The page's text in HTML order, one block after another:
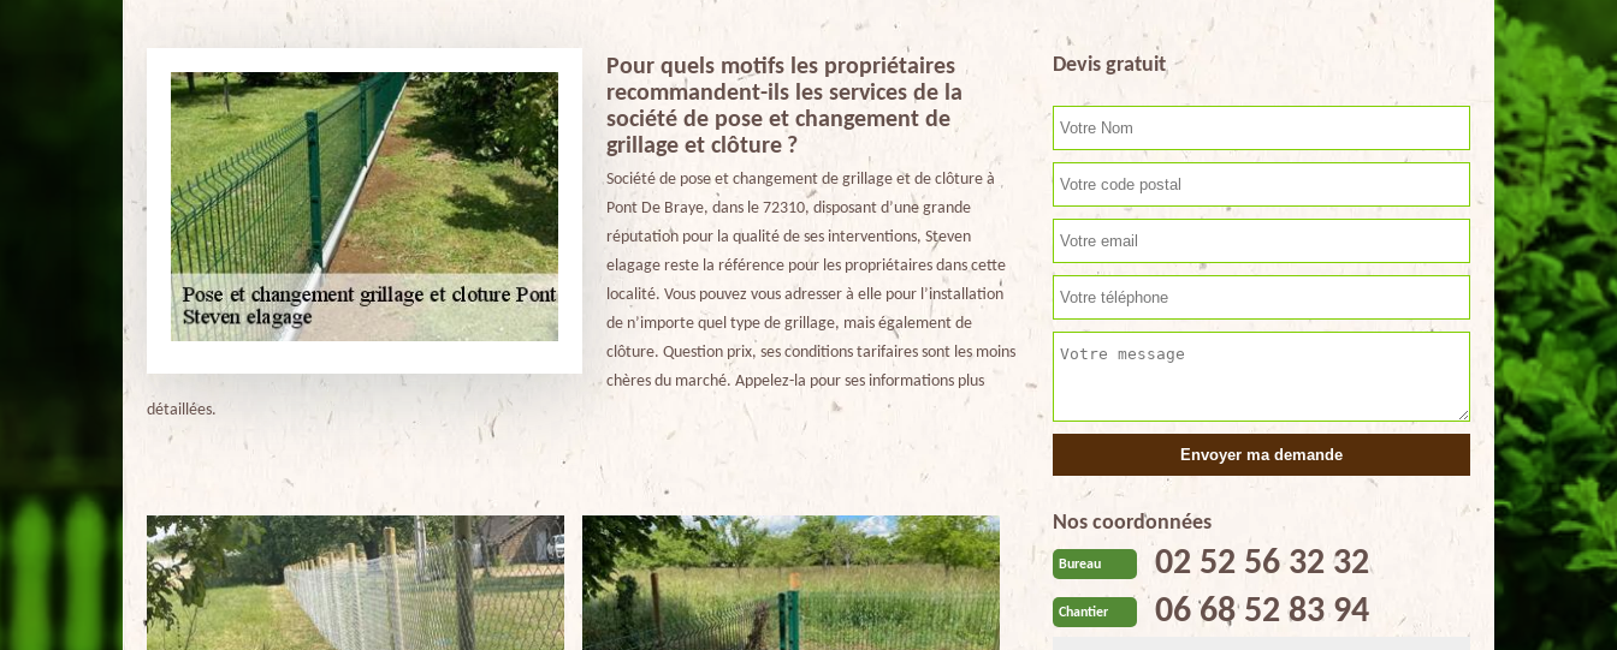
Pour quels motifs les propriétaires
recommandent-ils les services de la
société de pose et changement de
grillage et clôture ?
Société de pose et changement de grillage et de clôture à
Pont De Braye, dans le 72310, disposant d’une grande
réputation pour la qualité de ses interventions, Steven
elagage reste la référence pour les propriétaires dans cette
localité. Vous pouvez vous adresser à elle pour l’installation
de n’importe quel type de grillage, mais également de
clôture. Question prix, ses conditions tarifaires sont les moins
chères du marché. Appelez-la pour ses informations plus
détaillées.
Devis gratuit
Nos coordonnées
Bureau 02 52 56 32 32
Chantier 06 68 52 83 94